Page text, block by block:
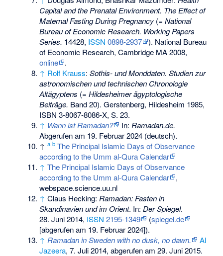
Capital and the Prenatal Environment. The Effect of
Maternal Fasting During Pregnancy (=National
Bureau of Economic Research. Working Papers
Series. 14428, ISSN 0898-2937
). National Bureau
of Economic Research, Cambridge MA 2008,
online
.
↑ Rolf Krauss:Sothis- und Monddaten. Studien zur
astronomischen und technischen Chronologie
Altägyptens (=Hildesheimer ägyptologische
Beiträge. Band 20). Gerstenberg, Hildesheim 1985,
ISBN 3-8067-8086-X, S. 23.
↑ Wann ist Ramadan? In: Ramadan.de.
Abgerufen am 19. Februar 2024 (deutsch).
↑a b The Principal Islamic Days of Observance
according to the Umm al-Qura Calendar
↑ The Principal Islamic Days of Observance
according to the Umm al-Qura Calendar
,
webspace.science.uu.nl
↑ Claus Hecking: Ramadan: Fasten in
Skandinavien und im Orient. In:Der Spiegel.
28. Juni 2014, ISSN 2195-1349 (spiegel.de
[abgerufen am 19. Februar 2024]).
↑ Ramadan in Sweden with no dusk, no dawn.
Al
Jazeera, 7. Juli 2014, abgerufen am 29. Juni 2015.